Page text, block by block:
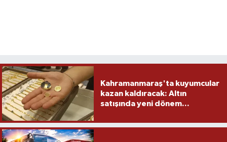
Kahramanmaraş'ta kuyumcular
kazan kaldıracak: Altın
satışında yeni dönem...